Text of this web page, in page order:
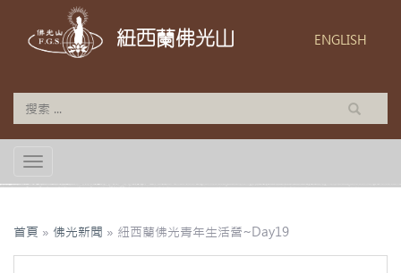
紐西蘭佛光山 ENGLISH
TOGGLE NAVIGATION
首頁 » 佛光新聞 » 紐西蘭佛光青年生活營~Day19